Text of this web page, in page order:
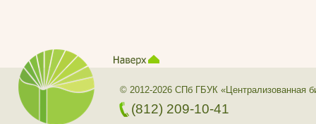
© 2012-2026 СПб ГБУК «Централизованная
(812) 209-10-41